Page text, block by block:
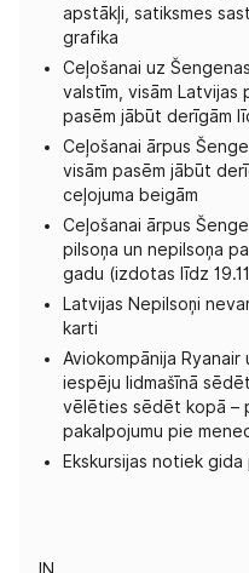
apstākļi, satiksmes
grafika
Ceļošanai uz
valstīm, visām Latvijas
pasēm jābūt derīgām
Ceļošanai ārpus
visām pasēm jābūt
ceļojuma beigām
Ceļošanai ārpus
pilsoņa un nepilsoņa
gadu (izdotas līdz
Latvijas Nepilsoņi
karti
Aviokompānija
iespēju lidmašīnā
vēlēties sēdēt kopā –
pakalpojumu pie
Ekskursijas notiek
IN